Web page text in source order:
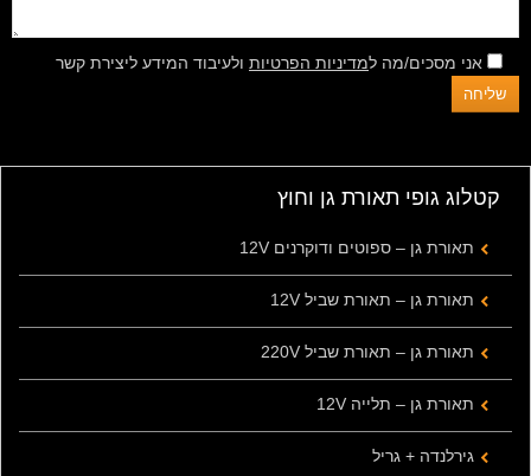
אני מסכים/מה למדיניות הפרטיות ולעיבוד המידע ליצירת קשר
קטלוג גופי תאורת גן וחוץ
תאורת גן – ספוטים ודוקרנים 12V
תאורת גן – תאורת שביל 12V
תאורת גן – תאורת שביל 220V
תאורת גן – תלייה 12V
גירלנדה + גריל